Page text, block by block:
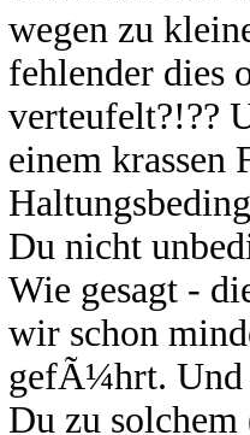
wegen zu
fehlender dies
verteufelt?!??
einem krassen
Du nicht
Wie gesagt -
wir schon
gefÃ¼hrt. Und
Du zu